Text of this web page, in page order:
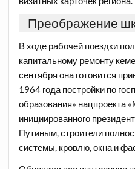
Преображение
В ходе рабочей поездки
капитальному ремонту
сентября она готовится
1964 года постройки по
образования» нацпроекта
инициированного
Путиным, строители
системы, кровлю, окна и